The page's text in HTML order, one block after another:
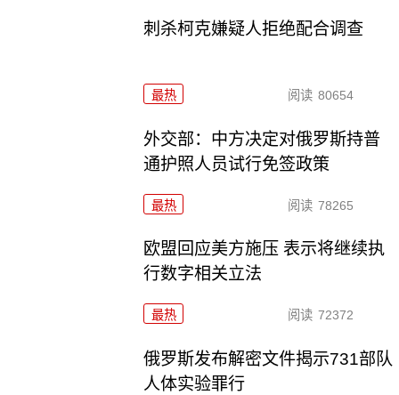
刺杀柯克嫌疑人拒绝配合调查
最热 阅读 80654
外交部：中方决定对俄罗斯持普
通护照人员试行免签政策
最热 阅读 78265
欧盟回应美方施压 表示将继续执
行数字相关立法
最热 阅读 72372
俄罗斯发布解密文件揭示731部队
人体实验罪行